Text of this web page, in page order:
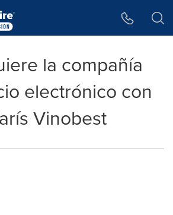
la compañía
electrónico con
Vinobest